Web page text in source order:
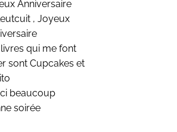
Anniversaire
, Joyeux
qui me font
sont Cupcakes et
beaucoup
soirée